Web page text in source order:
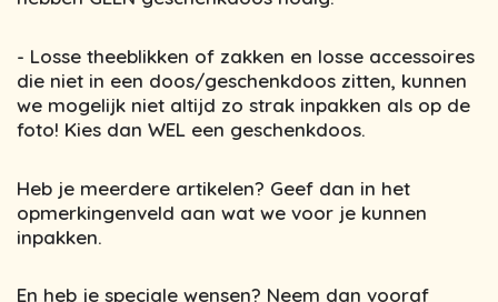
- Losse theeblikken of zakken en losse accessoires
die niet in een doos/geschenkdoos zitten, kunnen
we mogelijk niet altijd zo strak inpakken als op de
foto! Kies dan WEL een geschenkdoos.
Heb je meerdere artikelen? Geef dan in het
opmerkingenveld aan wat we voor je kunnen
inpakken.
En heb je speciale wensen? Neem dan vooraf